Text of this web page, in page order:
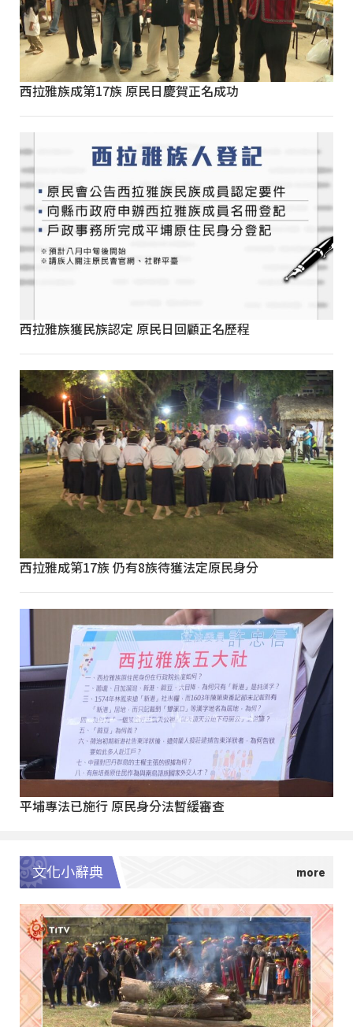
西拉雅族成第17族 原民日慶賀正名成功
西拉雅族獲民族認定 原民日回顧正名歷程
西拉雅成第17族 仍有8族待獲法定原民身分
平埔專法已施行 原民身分法暫緩審查
文化小辭典